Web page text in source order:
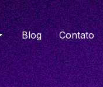
Blog Contato